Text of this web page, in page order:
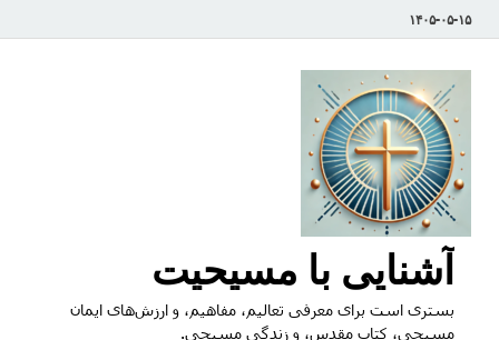
۱۴۰۵-۰۵-۱۵
آشنایی با مسیحیت
بستری است برای معرفی تعالیم، مفاهیم، و ارزش‌های ایمان
مسیحی، کتاب مقدس، و زندگی مسیحی.